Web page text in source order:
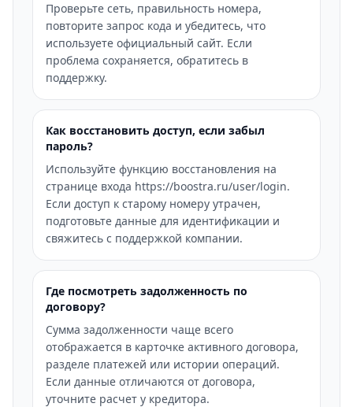
Проверьте сеть, правильность номера,
повторите запрос кода и убедитесь, что
используете официальный сайт. Если
проблема сохраняется, обратитесь в
поддержку.
Как восстановить доступ, если забыл
пароль?
Используйте функцию восстановления на
странице входа https://boostra.ru/user/login.
Если доступ к старому номеру утрачен,
подготовьте данные для идентификации и
свяжитесь с поддержкой компании.
Где посмотреть задолженность по
договору?
Сумма задолженности чаще всего
отображается в карточке активного договора,
разделе платежей или истории операций.
Если данные отличаются от договора,
уточните расчет у кредитора.